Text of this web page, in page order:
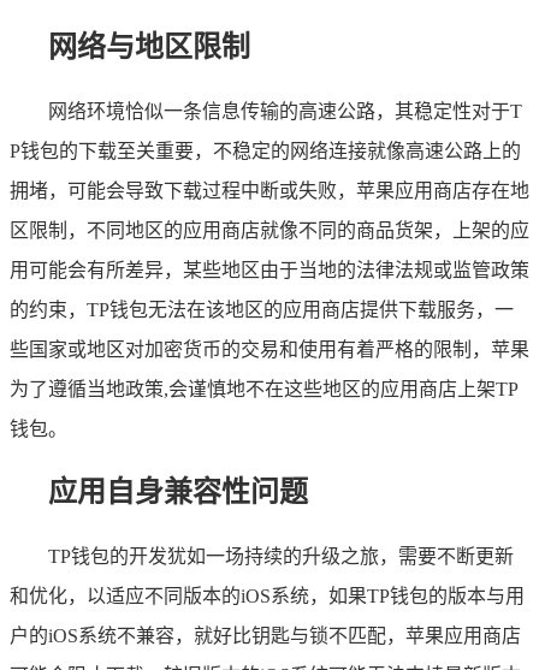
网络与地区限制
网络环境恰似一条信息传输的高速公路，其稳定性对于T
P钱包的下载至关重要，不稳定的网络连接就像高速公路上的
拥堵，可能会导致下载过程中断或失败，苹果应用商店存在地
区限制，不同地区的应用商店就像不同的商品货架，上架的应
用可能会有所差异，某些地区由于当地的法律法规或监管政策
的约束，TP钱包无法在该地区的应用商店提供下载服务，一
些国家或地区对加密货币的交易和使用有着严格的限制，苹果
为了遵循当地政策,会谨慎地不在这些地区的应用商店上架TP
钱包。
应用自身兼容性问题
TP钱包的开发犹如一场持续的升级之旅，需要不断更新
和优化，以适应不同版本的iOS系统，如果TP钱包的版本与用
户的iOS系统不兼容，就好比钥匙与锁不匹配，苹果应用商店